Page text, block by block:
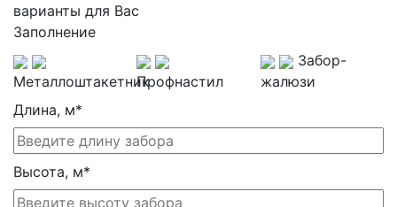
варианты для Вас
Заполнение
МеталлоштакетникПрофнастил
Забор-
жалюзи
Длина, м*
Высота, м*